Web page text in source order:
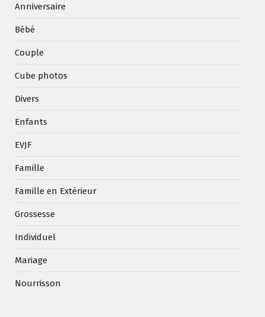
Anniversaire
Bébé
Couple
Cube photos
Divers
Enfants
EVJF
Famille
Famille en Extérieur
Grossesse
Individuel
Mariage
Nourrisson